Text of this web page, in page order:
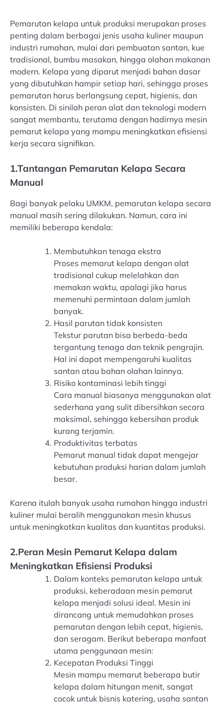
Pemarutan kelapa untuk produksi merupakan proses
penting dalam berbagai jenis usaha kuliner maupun
industri rumahan, mulai dari pembuatan santan, kue
tradisional, bumbu masakan, hingga olahan makanan
modern. Kelapa yang diparut menjadi bahan dasar
yang dibutuhkan hampir setiap hari, sehingga proses
pemarutan harus berlangsung cepat, higienis, dan
konsisten. Di sinilah peran alat dan teknologi modern
sangat membantu, terutama dengan hadirnya mesin
pemarut kelapa yang mampu meningkatkan efisiensi
kerja secara signifikan.
1.Tantangan Pemarutan Kelapa Secara
Manual
Bagi banyak pelaku UMKM, pemarutan kelapa secara
manual masih sering dilakukan. Namun, cara ini
memiliki beberapa kendala:
Membutuhkan tenaga ekstra
Proses memarut kelapa dengan alat
tradisional cukup melelahkan dan
memakan waktu, apalagi jika harus
memenuhi permintaan dalam jumlah
banyak.
Hasil parutan tidak konsisten
Tekstur parutan bisa berbeda-beda
tergantung tenaga dan teknik pengrajin.
Hal ini dapat mempengaruhi kualitas
santan atau bahan olahan lainnya.
Risiko kontaminasi lebih tinggi
Cara manual biasanya menggunakan alat
sederhana yang sulit dibersihkan secara
maksimal, sehingga kebersihan produk
kurang terjamin.
Produktivitas terbatas
Pemarut manual tidak dapat mengejar
kebutuhan produksi harian dalam jumlah
besar.
Karena itulah banyak usaha rumahan hingga industri
kuliner mulai beralih menggunakan mesin khusus
untuk meningkatkan kualitas dan kuantitas produksi.
2.Peran Mesin Pemarut Kelapa dalam
Meningkatkan Efisiensi Produksi
Dalam konteks pemarutan kelapa untuk
produksi, keberadaan mesin pemarut
kelapa menjadi solusi ideal. Mesin ini
dirancang untuk memudahkan proses
pemarutan dengan lebih cepat, higienis,
dan seragam. Berikut beberapa manfaat
utama penggunaan mesin:
Kecepatan Produksi Tinggi
Mesin mampu memarut beberapa butir
kelapa dalam hitungan menit, sangat
cocok untuk bisnis katering, usaha santan